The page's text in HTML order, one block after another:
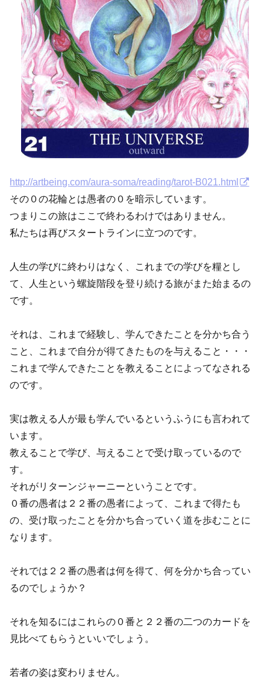
http://artbeing.com/aura-soma/reading/tarot-B021.html
その０の花輪とは愚者の０を暗示しています。
つまりこの旅はここで終わるわけではありません。
私たちは再びスタートラインに立つのです。
人生の学びに終わりはなく、これまでの学びを糧とし
て、人生という螺旋階段を登り続ける旅がまた始まるの
です。
それは、これまで経験し、学んできたことを分かち合う
こと、これまで自分が得てきたものを与えること・・・
これまで学んできたことを教えることによってなされる
のです。
実は教える人が最も学んでいるというふうにも言われて
います。
教えることで学び、与えることで受け取っているので
す。
それがリターンジャーニーということです。
０番の愚者は２２番の愚者によって、これまで得たも
の、受け取ったことを分かち合っていく道を歩むことに
なります。
それでは２２番の愚者は何を得て、何を分かち合ってい
るのでしょうか？
それを知るにはこれらの０番と２２番の二つのカードを
見比べてもらうといいでしょう。
若者の姿は変わりません。